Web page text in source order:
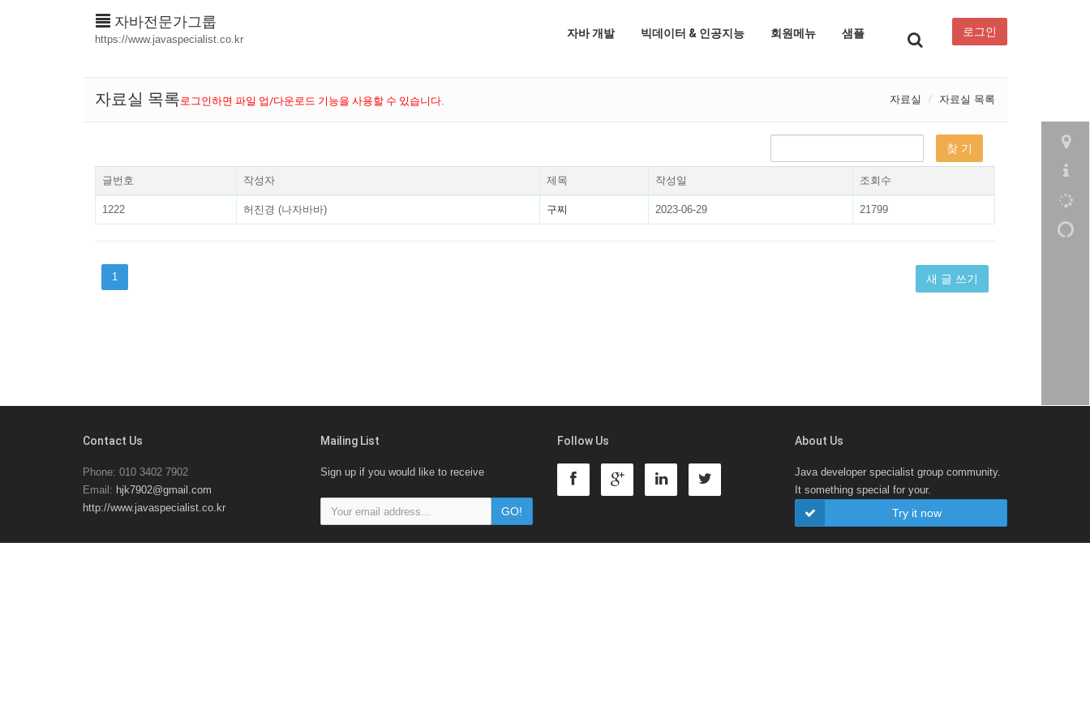
자바전문가그룹
https://www.javaspecialist.co.kr 자바 개발 빅데이터 & 인공지능 회원메뉴 샘플 로그인
자료실 목록로그인하면 파일 업/다운로드 기능을 사용할 수 있습니다. 자료실 자료실 목록
글번호 작성자 제목 작성일 조회수
1222 허진경 (나자바바) 구찌 2023-06-29 21799
1 새 글 쓰기
Contact Us
Phone: 010 3402 7902
Email: hjk7902@gmail.com
http://www.javaspecialist.co.kr
Mailing List
Sign up if you would like to receive
Follow Us About Us
Java developer specialist group community.
It something special for your.
Try it now